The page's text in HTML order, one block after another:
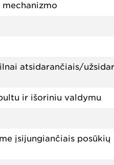
atsidarančiais/
ir išoriniu valdymu
įsijungiančiais posūkių